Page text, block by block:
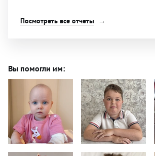
Посмотреть все отчеты
Вы помогли им: